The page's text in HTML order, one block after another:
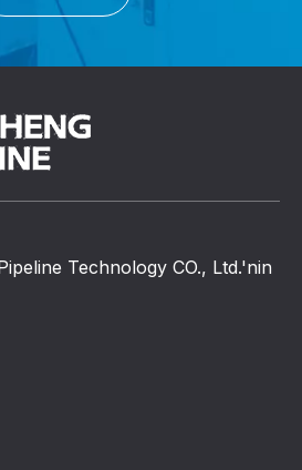
Technology CO., Ltd.'nin